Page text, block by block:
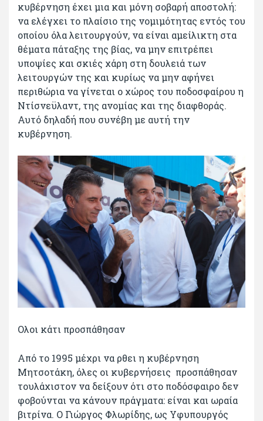
κυβέρνηση έχει μια και μόνη σοβαρή αποστολή:
να ελέγχει το πλαίσιο της νομιμότητας εντός του
οποίου όλα λειτουργούν, να είναι αμείλικτη στα
θέματα πάταξης της βίας, να μην επιτρέπει
υποψίες και σκιές χάρη στη δουλειά των
λειτουργών της και κυρίως να μην αφήνει
περιθώρια να γίνεται ο χώρος του ποδοσφαίρου η
Ντίσνεϋλαντ, της ανομίας και της διαφθοράς.
Αυτό δηλαδή που συνέβη με αυτή την
κυβέρνηση.
Ολοι κάτι προσπάθησαν
Από το 1995 μέχρι να ρθει η κυβέρνηση
Μητσοτάκη, όλες οι κυβερνήσεις προσπάθησαν
τουλάχιστον να δείξουν ότι στο ποδόσφαιρο δεν
φοβούνται να κάνουν πράγματα: είναι και ωραία
βιτρίνα. Ο Γιώργος Φλωρίδης, ως Υφυπουργός